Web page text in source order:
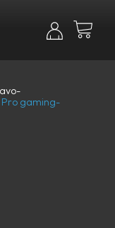
Pro gaming-